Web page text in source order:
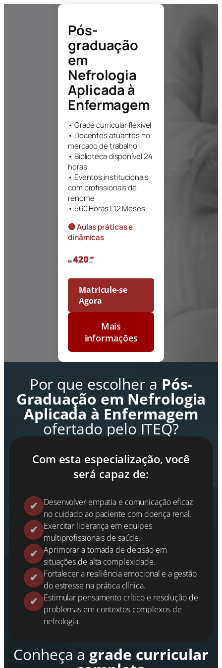
Pós-
graduação
em
Nefrologia
Aplicada à
Enfermagem
• Grade curricular flexível
• Docentes atuantes no
mercado de trabalho
• Biblioteca disponível 24
horas
• Eventos institucionais
com profissionais de
renome
• 560 Horas | 12 Meses
🔴 Aulas práticas e
dinâmicas
Matricule-se
Agora
Mais
informações
Por que escolher a Pós-
Graduação em Nefrologia
Aplicada à Enfermagem
ofertado pelo ITEQ?
Com esta especialização, você
será capaz de:
Desenvolver empatia e comunicação eficaz
no cuidado ao paciente com doença renal.
Exercitar liderança em equipes
multiprofissionais de saúde.
Aprimorar a tomada de decisão em
situações de alta complexidade.
Fortalecer a resiliência emocional e a gestão
do estresse na prática clínica.
Estimular pensamento crítico e resolução de
problemas em contextos complexos de
nefrologia.
Conheça a grade curricular